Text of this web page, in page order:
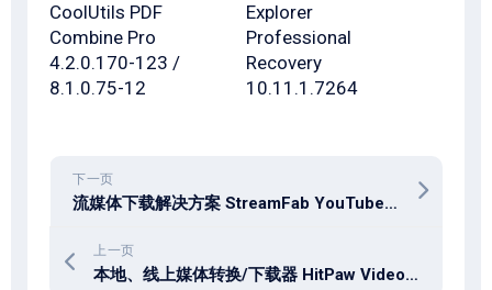
CoolUtils PDF
Combine Pro
4.2.0.170-123 /
8.1.0.75-12
Explorer
Professional
Recovery
10.11.1.7264
下一页
流媒体下载解决方案 StreamFab YouTube Downloader Pro 6.2.0.1
上一页
本地、线上媒体转换/下载器 HitPaw Video Converter v4.6.4 x64